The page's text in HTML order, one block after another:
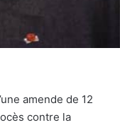
amende de 12
contre la